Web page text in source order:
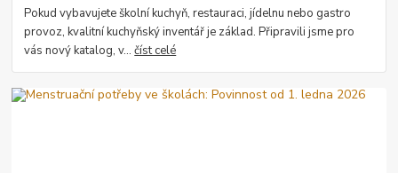
Pokud vybavujete školní kuchyň, restauraci, jídelnu nebo gastro
provoz, kvalitní kuchyňský inventář je základ. Připravili jsme pro
vás nový katalog, v...číst celé